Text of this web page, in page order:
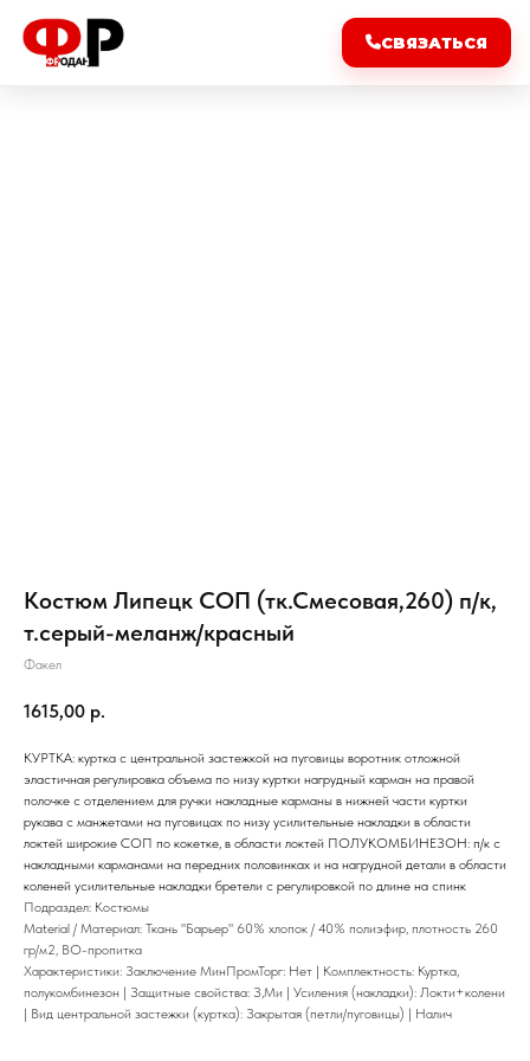
СВЯЗАТЬСЯ
Костюм Липецк СОП (тк.Смесовая,260) п/к,
т.серый-меланж/красный
Факел
1615,00 р.
КУРТКА: куртка с центральной застежкой на пуговицы воротник отложной
эластичная регулировка объема по низу куртки нагрудный карман на правой
полочке с отделением для ручки накладные карманы в нижней части куртки
рукава с манжетами на пуговицах по низу усилительные накладки в области
локтей широкие СОП по кокетке, в области локтей ПОЛУКОМБИНЕЗОН: п/к с
накладными карманами на передних половинках и на нагрудной детали в области
коленей усилительные накладки бретели с регулировкой по длине на спинк
Подраздел: Костюмы
Material / Материал: Ткань "Барьер" 60% хлопок / 40% полиэфир, плотность 260
гр/м2, ВО-пропитка
Характеристики: Заключение МинПромТорг: Нет | Комплектность: Куртка,
полукомбинезон | Защитные свойства: З,Ми | Усиления (накладки): Локти+колени
| Вид центральной застежки (куртка): Закрытая (петли/пуговицы) | Налич